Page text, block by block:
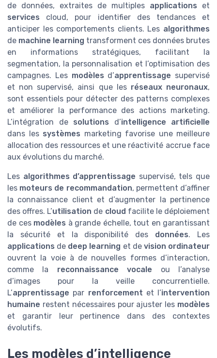
de données, extraites de multiples applications et
services cloud, pour identifier des tendances et
anticiper les comportements clients. Les algorithmes
de machine learning transforment ces données brutes
en informations stratégiques, facilitant la
segmentation, la personnalisation et l’optimisation des
campagnes. Les modèles d’apprentissage supervisé
et non supervisé, ainsi que les réseaux neuronaux,
sont essentiels pour détecter des patterns complexes
et améliorer la performance des actions marketing.
L’intégration de solutions d’intelligence artificielle
dans les systèmes marketing favorise une meilleure
allocation des ressources et une réactivité accrue face
aux évolutions du marché.
Les algorithmes d’apprentissage supervisé, tels que
les moteurs de recommandation, permettent d’affiner
la connaissance client et d’augmenter la pertinence
des offres. L’utilisation de cloud facilite le déploiement
de ces modèles à grande échelle, tout en garantissant
la sécurité et la disponibilité des données. Les
applications de deep learning et de vision ordinateur
ouvrent la voie à de nouvelles formes d’interaction,
comme la reconnaissance vocale ou l’analyse
d’images pour la veille concurrentielle.
L’apprentissage par renforcement et l’intervention
humaine restent nécessaires pour ajuster les modèles
et garantir leur pertinence dans des contextes
évolutifs.
Les modèles d’intelligence